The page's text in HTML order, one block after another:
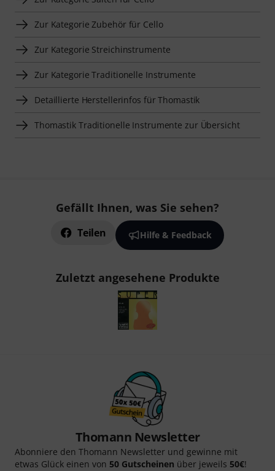
Zur Kategorie Zubehör für Cello
Zur Kategorie Streichinstrumente
Zur Kategorie Traditionelle Instrumente
Detaillierte Herstellerinfos für Thomastik
Thomastik Traditionelle Instrumente zur Übersicht
Gefällt Ihnen, was Sie sehen?
Teilen Hilfe & Feedback
Zuletzt angesehene Produkte
Thomann Newsletter
Abonniere den Thomann Newsletter und gewinne mit
etwas Glück einen von 50 Gutscheinen über jeweils 50€!